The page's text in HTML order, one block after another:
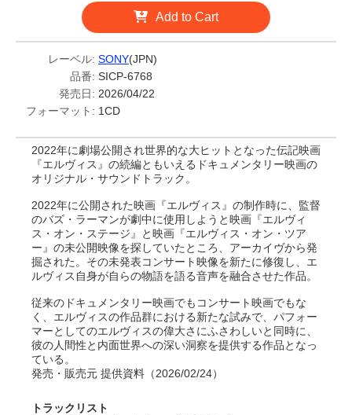
Add to Cart
レーベル: SONY(JPN)
品番: SICP-6768
発売日: 2026/04/22
フォーマット: 1CD
2022年に劇場公開され世界的な大ヒットとなった伝記映画
『エルヴィス』の続編ともいえるドキュメンタリー映画の
オリジナル・サウンドトラック。
2022年に公開された映画『エルヴィス』の制作時に、監督
のバズ・ラーマンが劇中に使用しようと映画『エルヴィ
ス・オン・ステージ』と映画『エルヴィス・オン・ツア
ー』の未公開映像を探していたところ、アーカイヴから発
掘された。その未発表コンサート映像を新たに修復し、エ
ルヴィス自身が自らの物語を語る音声を融合させた作品。
従来のドキュメンタリー映画でもコンサート映画でもな
く、エルヴィスの作品群における新たな試みで、パフォー
マーとしてのエルヴィスの偉大さにふさわしいと同時に、
彼の人間性と内面世界への深い洞察を提供する作品となっ
ている。
発売・販売元 提供資料（2026/02/24）
トラックリスト